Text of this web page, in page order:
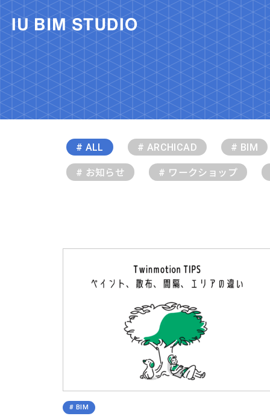
# ALL # ARCHICAD # BIM
# お知らせ # ワークショップ
BIM